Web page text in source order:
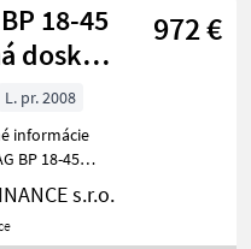
18-45
doska
972 €
L. pr. 2008
informácie
s.r.o.